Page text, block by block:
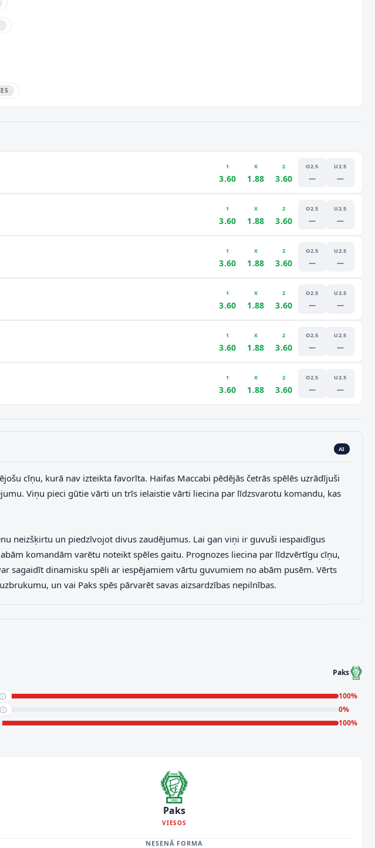
1
3.60
X
1.88
2
3.60
O2.5
—
U2.5
—
1
3.60
X
1.88
2
3.60
O2.5
—
U2.5
—
1
3.60
X
1.88
2
3.60
O2.5
—
U2.5
—
1
3.60
X
1.88
2
3.60
O2.5
—
U2.5
—
1
3.60
X
1.88
2
3.60
O2.5
—
U2.5
—
1
3.60
X
1.88
2
3.60
O2.5
—
U2.5
—
AI
cīņu, kurā nav izteikta favorīta. Haifas Maccabi pēdējās četrās spēlēs uzrādījuši
Viņu pieci gūtie vārti un trīs ielaistie vārti liecina par līdzsvarotu komandu, kas
neizšķirtu un piedzīvojot divus zaudējumus. Lai gan viņi ir guvuši iespaidīgus
komandām varētu noteikt spēles gaitu. Prognozes liecina par līdzvērtīgu cīņu,
sagaidīt dinamisku spēli ar iespējamiem vārtu guvumiem no abām pusēm. Vērts
un vai Paks spēs pārvarēt savas aizsardzības nepilnības.
Paks
100%
0%
100%
Paks
VIESOS
NESENĀ FORMA